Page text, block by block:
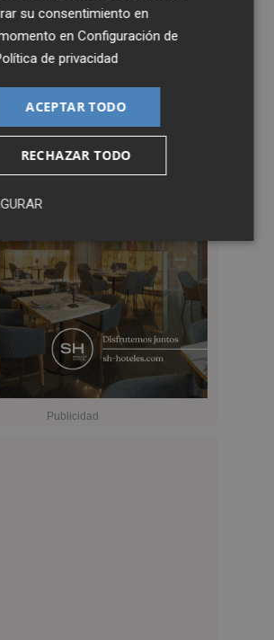
su consentimiento en
enConfiguración de
de privacidad
ACEPTAR TODO
RECHAZAR TODO